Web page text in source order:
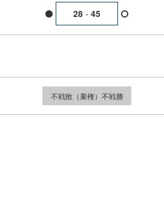
28 - 45
不戦敗（棄権）不戦勝